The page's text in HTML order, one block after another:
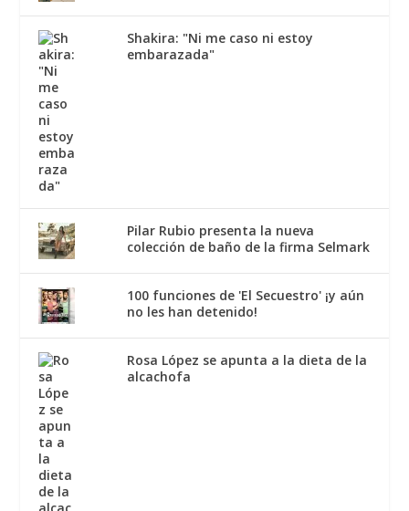
Shakira: "Ni me caso ni estoy
embarazada"
Pilar Rubio presenta la nueva
colección de baño de la firma Selmark
100 funciones de 'El Secuestro' ¡y aún
no les han detenido!
Rosa López se apunta a la dieta de la
alcachofa